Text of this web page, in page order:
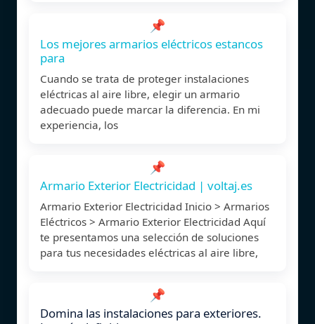
📌
Los mejores armarios eléctricos estancos
para
Cuando se trata de proteger instalaciones
eléctricas al aire libre, elegir un armario
adecuado puede marcar la diferencia. En mi
experiencia, los
📌
Armario Exterior Electricidad | voltaj.es
Armario Exterior Electricidad Inicio > Armarios
Eléctricos > Armario Exterior Electricidad Aquí
te presentamos una selección de soluciones
para tus necesidades eléctricas al aire libre,
📌
Domina las instalaciones para exteriores.